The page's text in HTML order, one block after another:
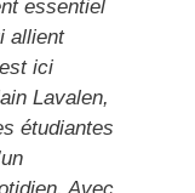
essentiel
allient
ici
Lavalen,
étudiantes
Avec